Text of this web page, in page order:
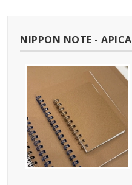
NIPPON NOTE - APICA